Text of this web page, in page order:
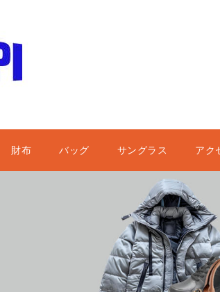
財布 バッグ サングラス アク